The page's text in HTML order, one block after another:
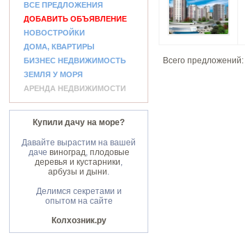
ВСЕ ПРЕДЛОЖЕНИЯ
ДОБАВИТЬ ОБЪЯВЛЕНИЕ
НОВОСТРОЙКИ
ДОМА, КВАРТИРЫ
БИЗНЕС НЕДВИЖИМОСТЬ
ЗЕМЛЯ У МОРЯ
АРЕНДА НЕДВИЖИМОСТИ
Купили дачу на море?
Давайте вырастим на вашей
даче виноград, плодовые
деревья и кустарники,
арбузы и дыни.
Делимся секретами и
опытом на сайте
Колхозник.ру
Всего предложений: